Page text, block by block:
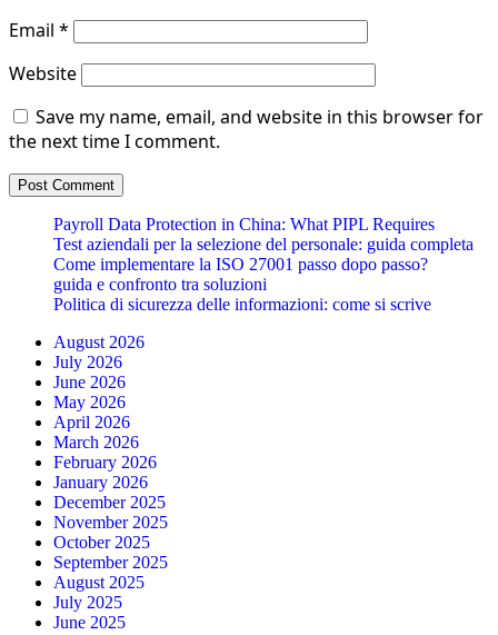
Email *
Website
Save my name, email, and website in this browser for
the next time I comment.
Payroll Data Protection in China: What PIPL Requires
Test aziendali per la selezione del personale: guida completa
Come implementare la ISO 27001 passo dopo passo?
guida e confronto tra soluzioni
Politica di sicurezza delle informazioni: come si scrive
August 2026
July 2026
June 2026
May 2026
April 2026
March 2026
February 2026
January 2026
December 2025
November 2025
October 2025
September 2025
August 2025
July 2025
June 2025